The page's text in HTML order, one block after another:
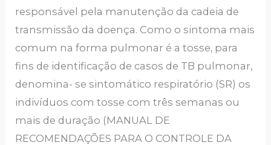
responsável pela manutenção da cadeia de
transmissão da doença. Como o sintoma mais
comum na forma pulmonar é a tosse, para
fins de identificação de casos de TB pulmonar,
denomina- se sintomático respiratório (SR) os
indivíduos com tosse com três semanas ou
mais de duração (MANUAL DE
RECOMENDAÇÕES PARA O CONTROLE DA